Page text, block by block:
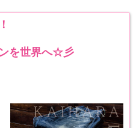
を世界へ☆彡